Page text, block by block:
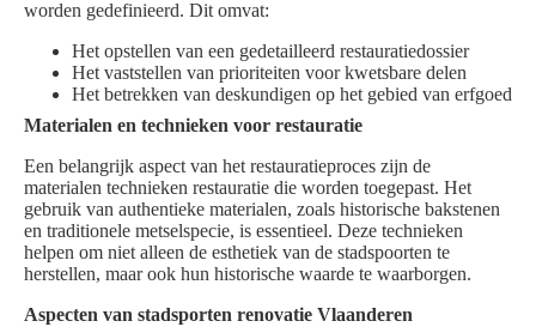
worden gedefinieerd. Dit omvat:
Het opstellen van een gedetailleerd restauratiedossier
Het vaststellen van prioriteiten voor kwetsbare delen
Het betrekken van deskundigen op het gebied van erfgoed
Materialen en technieken voor restauratie
Een belangrijk aspect van het restauratieproces zijn de
materialen technieken restauratie die worden toegepast. Het
gebruik van authentieke materialen, zoals historische bakstenen
en traditionele metselspecie, is essentieel. Deze technieken
helpen om niet alleen de esthetiek van de stadspoorten te
herstellen, maar ook hun historische waarde te waarborgen.
Aspecten van stadsporten renovatie Vlaanderen